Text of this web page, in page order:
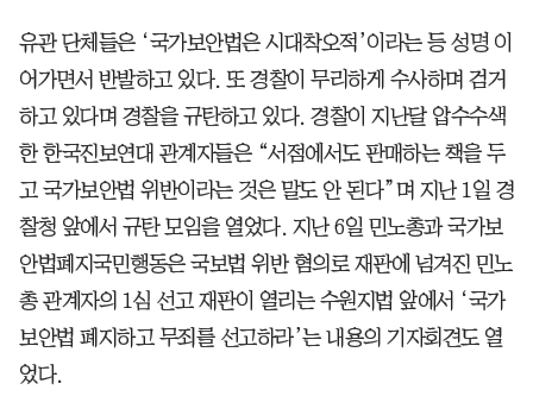
유관 단체들은 ‘국가보안법은 시대착오적’이라는 등 성명 이
어가면서 반발하고 있다. 또 경찰이 무리하게 수사하며 검거
하고 있다며 경찰을 규탄하고 있다. 경찰이 지난달 압수수색
한 한국진보연대 관계자들은 “서점에서도 판매하는 책을 두
고 국가보안법 위반이라는 것은 말도 안 된다”며 지난 1일 경
찰청 앞에서 규탄 모임을 열었다. 지난 6일 민노총과 국가보
안법폐지국민행동은 국보법 위반 혐의로 재판에 넘겨진 민노
총 관계자의 1심 선고 재판이 열리는 수원지법 앞에서 ‘국가
보안법 폐지하고 무죄를 선고하라’는 내용의 기자회견도 열
었다.